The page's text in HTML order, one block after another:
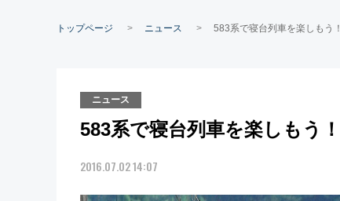
トップページ ニュース 583系で寝台列車を楽しもう！
ニュース
583系で寝台列車を楽しもう！
2016.07.02 14:07